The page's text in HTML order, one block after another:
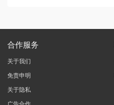
合作服务
关于我们
免责申明
关于隐私